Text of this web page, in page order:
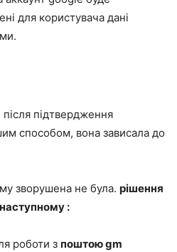
для користувача дані
підтвердження
способом, вона зависала до
зворушена не була. рішення
:
роботи з поштою gm